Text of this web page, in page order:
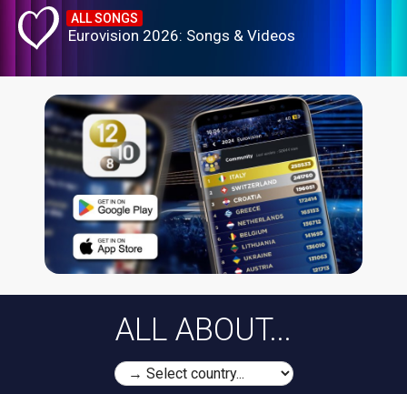
ALL SONGS
Eurovision 2026: Songs & Videos
ALL ABOUT...